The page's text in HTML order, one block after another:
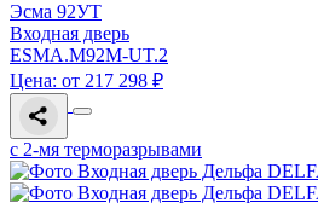
Эсма 92УТ
Входная дверь
ESMA.M92M-UT.2
Цена: от 217 298 ₽
с 2-мя терморазрывами